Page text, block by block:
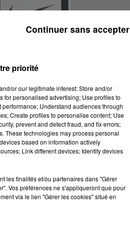
priorité
or our legitimate interest: Store and/or
for personalised advertising; Use profiles to
Understand audiences through
Create profiles to personalise content; Use
prevent and detect fraud, and fix errors;
These technologies may process personal
based on information actively
Link different devices; Identify devices
les finalités et/ou partenaires dans "Gérer
Vos préférences ne s'appliqueront que pour
via le lien "Gérer les cookies" situé en
Continuer sans accepter